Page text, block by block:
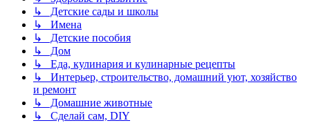
↳ Детские сады и школы
↳ Имена
↳ Детские пособия
↳ Дом
↳ Еда, кулинария и кулинарные рецепты
↳ Интерьер, строительство, домашний уют, хозяйство
и ремонт
↳ Домашние животные
↳ Сделай сам, DIY